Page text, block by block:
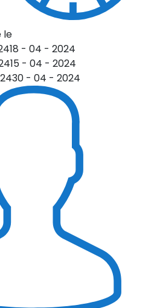
le
18 - 04 - 2024
15 - 04 - 2024
30 - 04 - 2024